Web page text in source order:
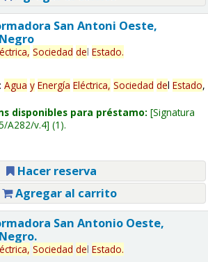
San Antoni Oeste,
Sociedad del Estado.
Agua y Energía Eléctrica, Sociedad del Estado,
disponibles para préstamo: Signatura
A282/v.4 (1).
Hacer reserva
Agregar al carrito
San Antonio Oeste,
Sociedad del Estado.